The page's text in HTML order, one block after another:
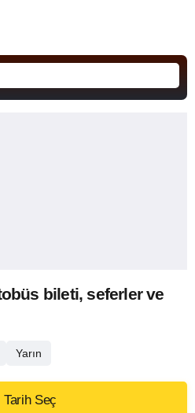
bileti, seferler ve
Yarın
Tarih Seç